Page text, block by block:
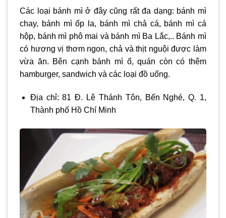
Các loại bánh mì ở đây cũng rất đa dạng: bánh mì
chay, bánh mì ốp la, bánh mì chả cá, bánh mì cá
hộp, bánh mì phô mai và bánh mì Ba Lắc,.. Bánh mì
có hương vị thơm ngon, chả và thịt nguội được làm
vừa ăn. Bên cạnh bánh mì ổ, quán còn có thêm
hamburger, sandwich và các loại đồ uống.
Địa chỉ: 81 Đ. Lê Thánh Tôn, Bến Nghé, Q. 1,
Thành phố Hồ Chí Minh